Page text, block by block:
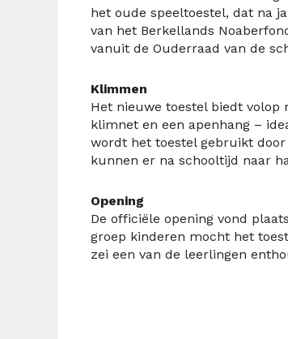
het oude speeltoestel, dat na
van het Berkellands
vanuit de Ouderraad van de
Klimmen
Het nieuwe toestel biedt
klimnet en een apenhang –
wordt het toestel gebruikt
kunnen er na schooltijd naar
Opening
De officiële opening vond
groep kinderen mocht het
zei een van de leerlingen